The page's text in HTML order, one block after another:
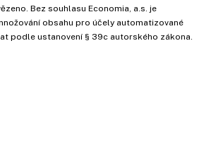
Bez souhlasu Economia, a.s. je
obsahu pro účely automatizované
podle ustanovení § 39c autorského zákona.